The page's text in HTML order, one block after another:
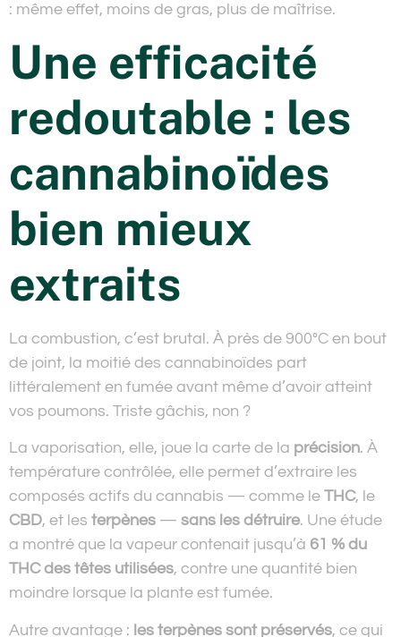
: même effet, moins de gras, plus de maîtrise.
Une efficacité
redoutable : les
cannabinoïdes
bien mieux
extraits
La combustion, c’est brutal. À près de 900°C en bout
de joint, la moitié des cannabinoïdes part
littéralement en fumée avant même d’avoir atteint
vos poumons. Triste gâchis, non ?
La vaporisation, elle, joue la carte de la précision. À
température contrôlée, elle permet d’extraire les
composés actifs du cannabis — comme le THC, le
CBD, et les terpènes — sans les détruire. Une étude
a montré que la vapeur contenait jusqu’à 61 % du
THC des têtes utilisées, contre une quantité bien
moindre lorsque la plante est fumée.
Autre avantage : les terpènes sont préservés, ce qui